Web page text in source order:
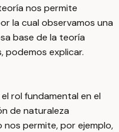
nos permite
la cual observamos una
base de la teoría
podemos explicar.
rol fundamental en el
de naturaleza
permite, por ejemplo,